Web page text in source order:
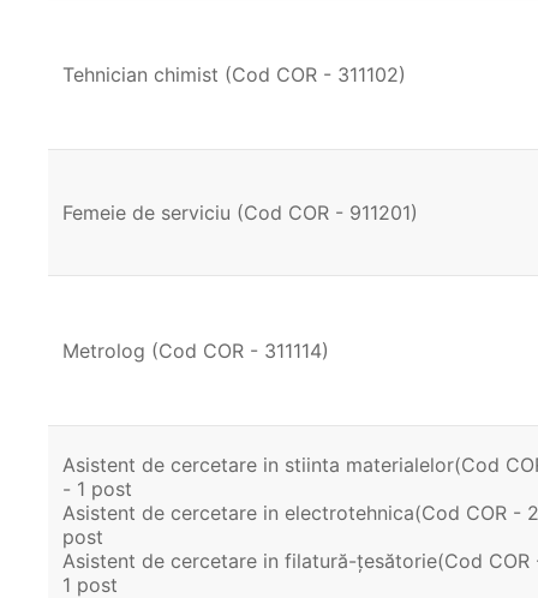
Tehnician chimist (Cod COR - 311102)
Femeie de serviciu (Cod COR - 911201)
Metrolog (Cod COR - 311114)
Asistent de cercetare in stiinta materialelor(Cod
- 1 post
Asistent de cercetare in electrotehnica(Cod COR -
post
Asistent de cercetare in filatură-țesătorie(Cod COR
1 post